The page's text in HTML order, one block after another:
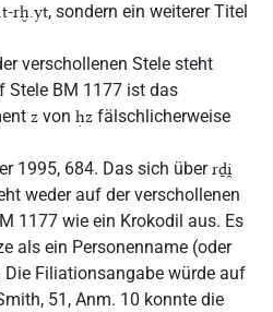
rḫ.yt, sondern ein weiterer Titel
verschollenen Stele steht
Stele BM 1177 ist das
z von ḥz fälschlicherweise
1995, 684. Das sich überrḏi̯
weder auf der verschollenen
1177 wie ein Krokodil aus. Es
als ein Personenname (oder
Filiationsangabe würde auf
51, Anm. 10 konnte die